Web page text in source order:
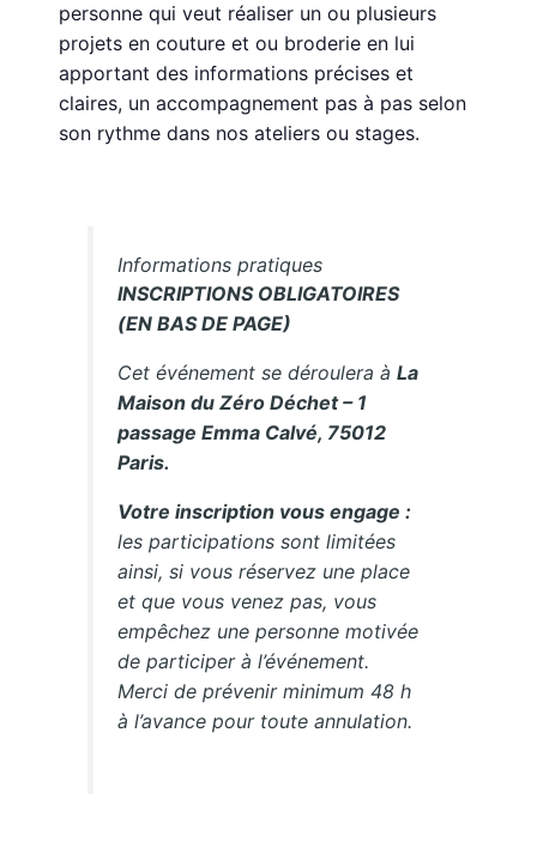
personne qui veut réaliser un ou plusieurs
projets en couture et ou broderie en lui
apportant des informations précises et
claires, un accompagnement pas à pas selon
son rythme dans nos ateliers ou stages.
Informations pratiques
INSCRIPTIONS OBLIGATOIRES
(EN BAS DE PAGE)
Cet événement se déroulera àLa
Maison du Zéro Déchet – 1
passage Emma Calvé, 75012
Paris.
Votre inscription vous engage :
les participations sont limitées
ainsi, si vous réservez une place
et que vous venez pas, vous
empêchez une personne motivée
de participer à l’événement.
Merci de prévenir minimum 48 h
à l’avance pour toute annulation.